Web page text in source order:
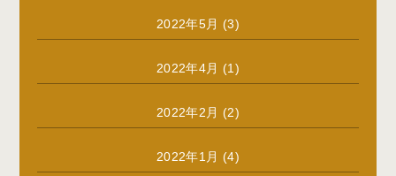
2022年5月 (3)
2022年4月 (1)
2022年2月 (2)
2022年1月 (4)